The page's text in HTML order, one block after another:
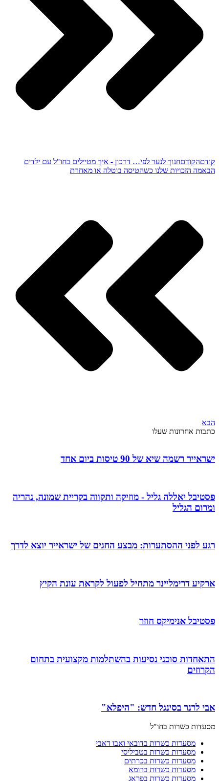
קודםהקודםחנוך לנער לפי… דרכון - איך מטיילים בחו"ל עם ילדים
הבאמה הזכויות שלנו כשהטיסה בוטלה או מאחרת
הבא
כתבות אחרונות שעלו
ישראייר רשמה שיא של 90 טיסות ביום אחד
פסטיבל יאללה גליל - מוזיקה ותקווה בקריית שמונה, נהריה
ומרום הגליל
רגע לפני ההסתערות: מבצע החגים של ישראייר יוצא לדרך
ארקיע דרימליינר מתחיל לפעול לקראת עונת הקיץ
פסטיבל אנימיקס חוזר
התאחדות סוכני נסיעות בהשתלמות מקצועית בתחום
הקרוזים
אבי לרנר בסינגל חדש: "היפלא"
מסעדות כשרות בחו"ל
מסעדות כשרות בדובאי ואבו דאבי
מסעדות כשרות בטביליסי
מסעדות כשרות בכרתים
מסעדות כשרות ברומא
מסעדות כשרות בפראג